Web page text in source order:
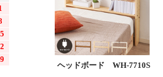
ヘッドボード WH-7710S